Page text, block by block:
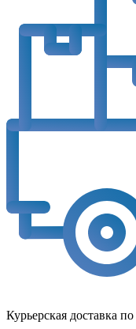
Курьерская доставка